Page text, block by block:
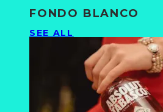
FONDO BLANCO
SEE ALL